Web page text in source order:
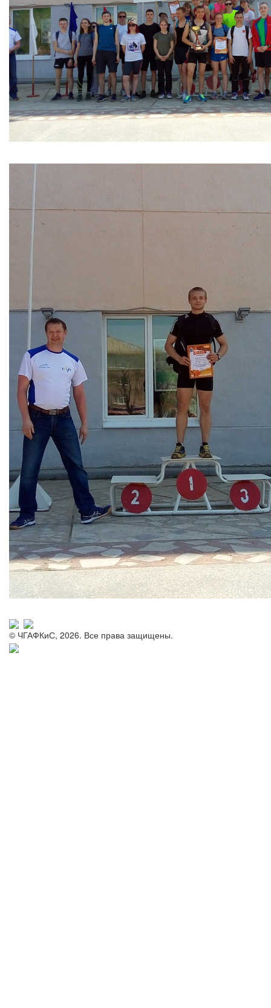
© ЧГАФКиС, 2026. Все права защищены.